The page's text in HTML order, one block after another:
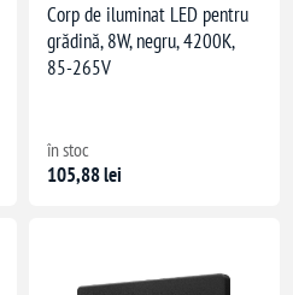
Corp de iluminat LED pentru
grădină, 8W, negru, 4200K,
85-265V
în stoc
105,88 lei